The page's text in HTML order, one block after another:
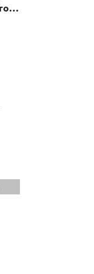
Tululum Lněné ubrousky přírodní 2 ks